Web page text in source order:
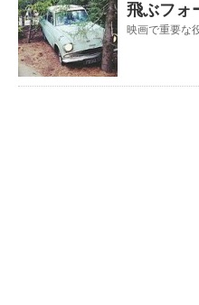
飛ぶフォ
映画で重要な